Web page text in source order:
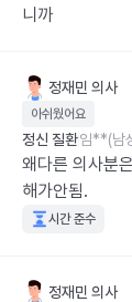
니까
정재민 의사
아쉬웠어요
정신 질환임**(남
왜다른 의사분
해가안됨.
시간 준수
정재민 의사